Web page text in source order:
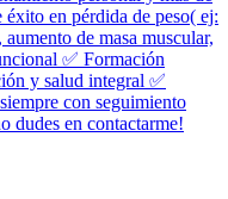
éxito en pérdida de peso( ej:
de masa muscular,
✅ Formación
y salud integral ✅
con seguimiento
dudes en contactarme!